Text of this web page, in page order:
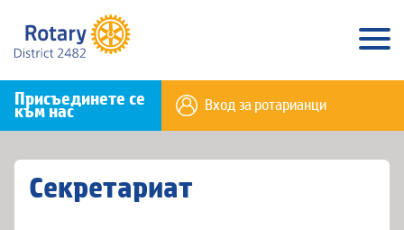
Присъединете се
към нас Вход за ротарианци
Секретариат